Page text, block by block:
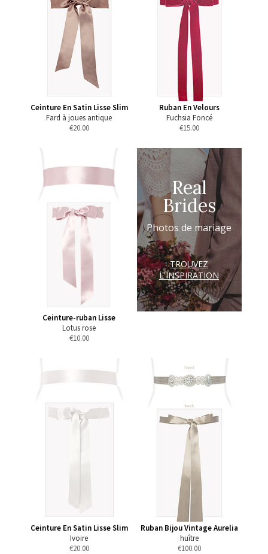
Ceinture En Satin Lisse Slim
Fard à joues antique
€20.00
Ruban En Velours
Fuchsia Foncé
€15.00
Ceinture-ruban Lisse
Lotus rose
€10.00
Real
Brides
Photos de mariage
TROUVEZ
L'INSPIRATION
Ceinture En Satin Lisse Slim
Ivoire
€20.00
Ruban Bijou Vintage Aurelia
huître
€100.00